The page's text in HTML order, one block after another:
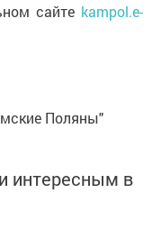
сайте kampol.e-
Поляны"
интересным в